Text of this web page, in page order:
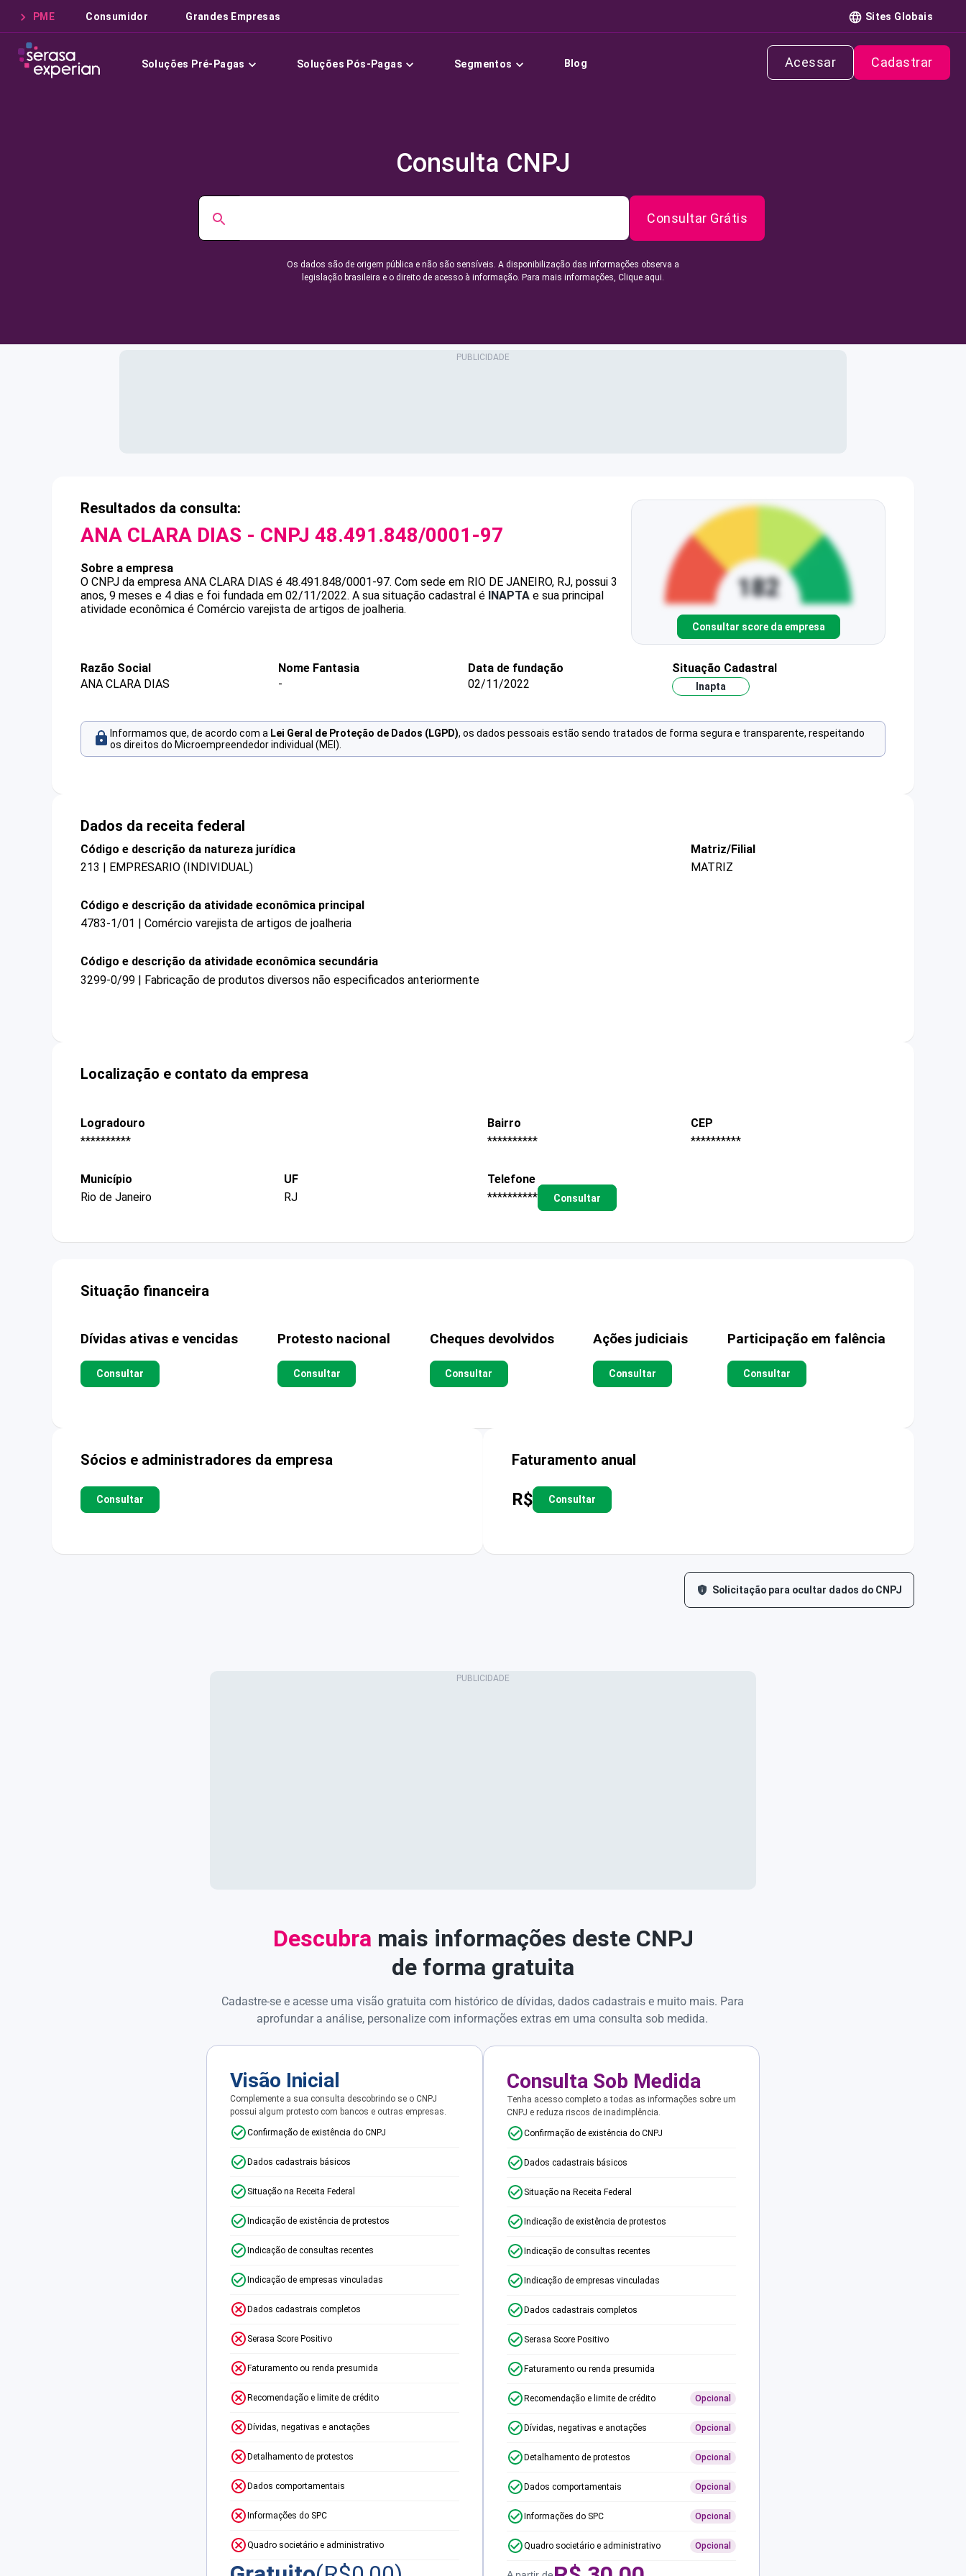
PME Consumidor Grandes Empresas Sites Globais
Soluções Pré-Pagas Soluções Pós-Pagas Segmentos Blog Acessar Cadastrar
Consulta CNPJ
Consultar Grátis
Os dados são de origem pública e não são sensíveis. A disponibilização das informações observa a
legislação brasileira e o direito de acesso à informação. Para mais informações, Clique aqui.
Resultados da consulta:
ANA CLARA DIAS - CNPJ 48.491.848/0001-97
Sobre a empresa
O CNPJ da empresa ANA CLARA DIAS é 48.491.848/0001-97. Com sede em RIO DE JANEIRO, RJ, possui 3
anos, 9 meses e 4 dias e foi fundada em 02/11/2022. A sua situação cadastral é INAPTA e sua principal
atividade econômica é Comércio varejista de artigos de joalheria.
Consultar score da empresa
Razão Social
ANA CLARA DIAS
Nome Fantasia
-
Data de fundação
02/11/2022
Situação Cadastral
Inapta
Informamos que, de acordo com a Lei Geral de Proteção de Dados (LGPD), os dados pessoais estão sendo tratados de forma segura e transparente, respeitando
os direitos do Microempreendedor individual (MEI).
Dados da receita federal
Código e descrição da natureza jurídica
213 | EMPRESARIO (INDIVIDUAL)
Matriz/Filial
MATRIZ
Código e descrição da atividade econômica principal
4783-1/01 | Comércio varejista de artigos de joalheria
Código e descrição da atividade econômica secundária
3299-0/99 | Fabricação de produtos diversos não especificados anteriormente
Localização e contato da empresa
Logradouro
**********
Bairro
**********
CEP
**********
Município
Rio de Janeiro
UF
RJ
Telefone
**********
Consultar
Situação financeira
Dívidas ativas e vencidas
Consultar
Protesto nacional
Consultar
Cheques devolvidos
Consultar
Ações judiciais
Consultar
Participação em falência
Consultar
Sócios e administradores da empresa
Consultar
Faturamento anual
R$ Consultar
Solicitação para ocultar dados do CNPJ
Descubra mais informações deste CNPJ
de forma gratuita
Cadastre-se e acesse uma visão gratuita com histórico de dívidas, dados cadastrais e muito mais. Para
aprofundar a análise, personalize com informações extras em uma consulta sob medida.
Visão Inicial
Complemente a sua consulta descobrindo se o CNPJ
possui algum protesto com bancos e outras empresas.
Confirmação de existência do CNPJ
Dados cadastrais básicos
Situação na Receita Federal
Indicação de existência de protestos
Indicação de consultas recentes
Indicação de empresas vinculadas
Dados cadastrais completos
Serasa Score Positivo
Faturamento ou renda presumida
Recomendação e limite de crédito
Dívidas, negativas e anotações
Detalhamento de protestos
Dados comportamentais
Informações do SPC
Quadro societário e administrativo
Consulta Sob Medida
Tenha acesso completo a todas as informações sobre um
CNPJ e reduza riscos de inadimplência.
Confirmação de existência do CNPJ
Dados cadastrais básicos
Situação na Receita Federal
Indicação de existência de protestos
Indicação de consultas recentes
Indicação de empresas vinculadas
Dados cadastrais completos
Serasa Score Positivo
Faturamento ou renda presumida
Recomendação e limite de crédito Opcional
Dívidas, negativas e anotações Opcional
Detalhamento de protestos Opcional
Dados comportamentais Opcional
Informações do SPC Opcional
Quadro societário e administrativo Opcional